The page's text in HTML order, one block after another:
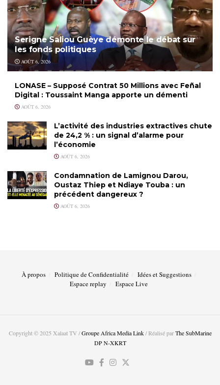
Serigne Saliou Guèye démonte le débat sur
les fonds politiques
AOÛT 6, 2026
LONASE – Supposé Contrat 50 Millions avec Feñal
Digital : Toussaint Manga apporte un démenti
AOÛT 6, 2026
L’activité des industries extractives chute
de 24,2 % : un signal d’alarme pour
l’économie
AOÛT 6, 2026
Condamnation de Lamignou Darou,
Oustaz Thiep et Ndiaye Touba : un
précédent dangereux ?
AOÛT 6, 2026
À propos Politique de Confidentialité
Idées et Suggestions
Espace replay
Espace Live
Copyright © 2025 Xalaat TV /Groupe Africa Media Link/ Réalisé parThe SubMarine
DP N-XKRT